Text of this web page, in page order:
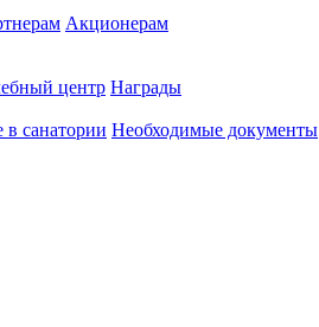
Акционерам
центр Награды
в санатории Необходимые документы